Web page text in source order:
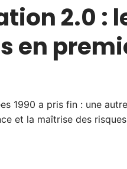
2.0 :
en
1990 a pris fin : une
et la maîtrise des